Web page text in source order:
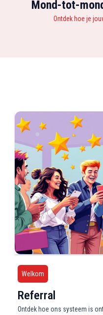
Mond-tot-
Ontdek hoe je
Welkom
Referral
Ontdek hoe ons systeem is